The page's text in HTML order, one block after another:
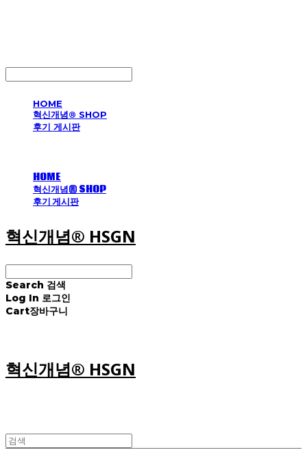
HOME
혁신개념® SHOP
후기 게시판
HOME
혁신개념® SHOP
후기 게시판
혁신개념® HSGN
Search 검색
Log In 로그인
Cart장바구니
혁신개념® HSGN